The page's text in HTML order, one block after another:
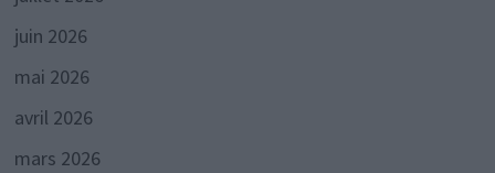
juin 2026
mai 2026
avril 2026
mars 2026